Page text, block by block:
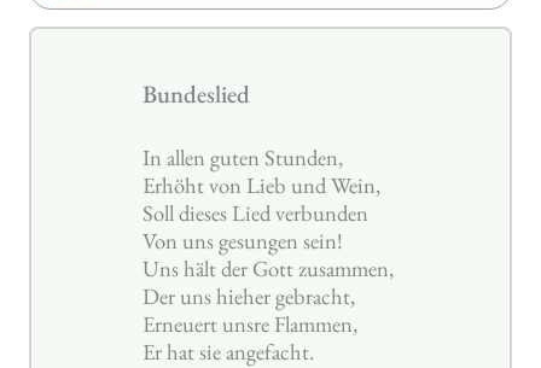
Bundeslied
In allen guten Stunden,
Erhöht von Lieb und Wein,
Soll dieses Lied verbunden
Von uns gesungen sein!
Uns hält der Gott zusammen,
Der uns hieher gebracht,
Erneuert unsre Flammen,
Er hat sie angefacht.